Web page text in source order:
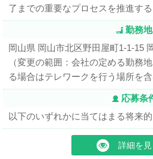
了までの重要なプロセスを推進す
勤務地
岡山県 岡山市北区野田屋町1-1-15
（変更の範囲：会社の定める勤務
る場合はテレワークを行う場所を含
応募条
以下のいずれかに当てはまる将来
詳細を見